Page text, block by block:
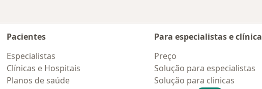
Pacientes
Especialistas
Clínicas e Hospitais
Planos de saúde
Para especialistas e
Preço
Solução para especialistas
Solução para clinicas